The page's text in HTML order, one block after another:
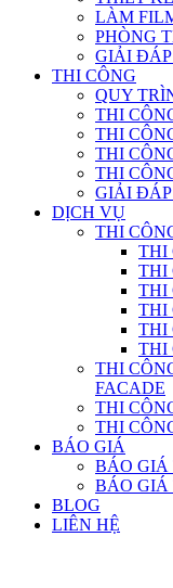
LÀM
PHÒNG
GIẢI
THI CÔNG
QUY
THI
THI
THI
THI
GIẢI
DỊCH VỤ
THI
THI
THI
THI
THI
THI
THI
THI
FACADE
THI
THI
BÁO GIÁ
BÁO GIÁ
BÁO GIÁ
BLOG
LIÊN HỆ